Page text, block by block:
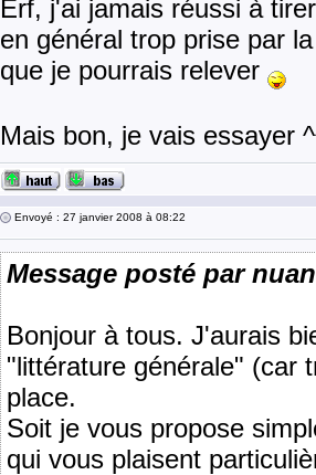
Erf, j'ai jamais réussi à
en général trop prise par
que je pourrais relever
Mais bon, je vais essayer
Envoyé : 27 janvier 2008 à 08:22
Message posté par
Bonjour à tous. J'aurais
"littérature générale" (car
place.
Soit je vous propose
qui vous plaisent